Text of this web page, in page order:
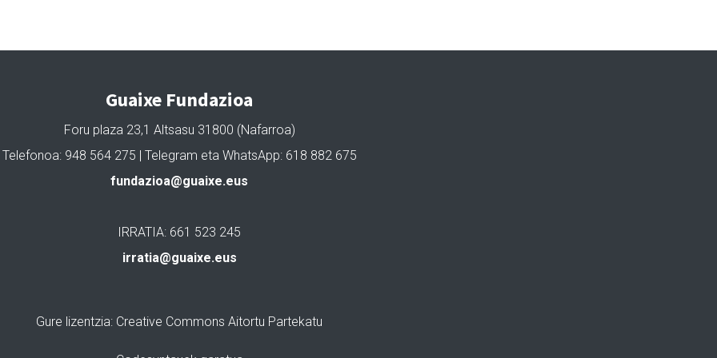
Guaixe Fundazioa
Foru plaza 23,1 Altsasu 31800 (Nafarroa)
Telefonoa: 948 564 275 | Telegram eta WhatsApp: 618 882 675
fundazioa@guaixe.eus
IRRATIA: 661 523 245
irratia@guaixe.eus
Gure lizentzia: Creative Commons Aitortu Partekatu